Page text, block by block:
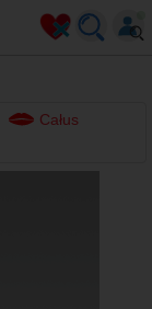
Całus